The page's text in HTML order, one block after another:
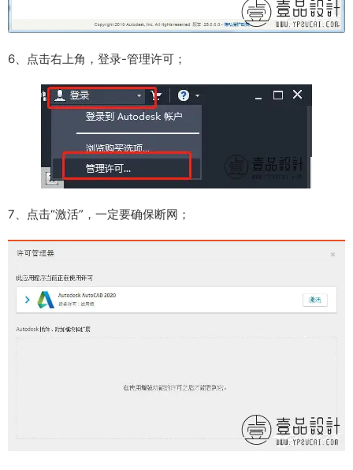
6、点击右上角，登录-管理许可；
7、点击“激活”，一定要确保断网；